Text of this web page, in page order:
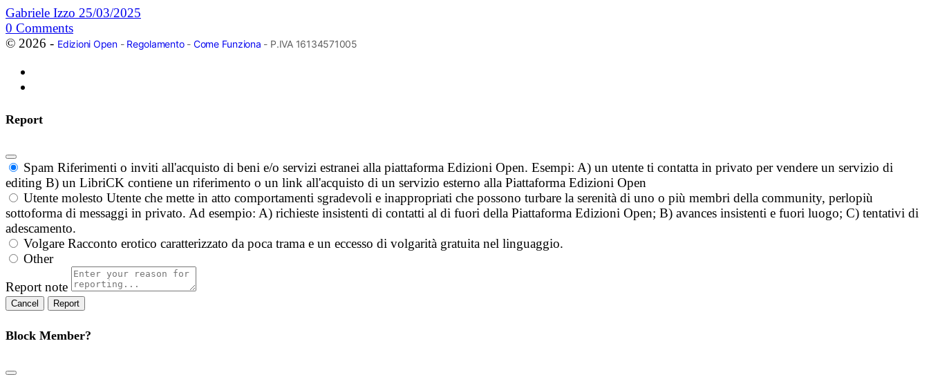
Gabriele Izzo 25/03/2025
0 Comments
© 2026 - Edizioni Open- Regolamento- Come Funziona - P.IVA 16134571005
Report
Spam Riferimenti o inviti all'acquisto di beni e/o servizi estranei alla piattaforma Edizioni Open. Esempi: A) un utente ti contatta in privato per vendere un servizio di
editing B) un LibriCK contiene un riferimento o un link all'acquisto di un servizio esterno alla Piattaforma Edizioni Open
Utente molesto Utente che mette in atto comportamenti sgradevoli e inappropriati che possono turbare la serenità di uno o più membri della community, perlopiù
sottoforma di messaggi in privato. Ad esempio: A) richieste insistenti di contatti al di fuori della Piattaforma Edizioni Open; B) avances insistenti e fuori luogo; C) tentativi di
adescamento.
Volgare Racconto erotico caratterizzato da poca trama e un eccesso di volgarità gratuita nel linguaggio.
Other
Report note
Report
Block Member?